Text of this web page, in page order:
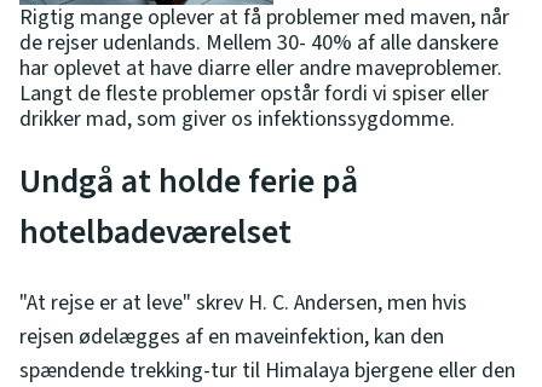
Rigtig mange oplever at få problemer med maven, når
de rejser udenlands. Mellem 30- 40% af alle danskere
har oplevet at have diarre eller andre maveproblemer.
Langt de fleste problemer opstår fordi vi spiser eller
drikker mad, som giver os infektionssygdomme.
Undgå at holde ferie på
hotelbadeværelset
"At rejse er at leve" skrev H. C. Andersen, men hvis
rejsen ødelægges af en maveinfektion, kan den
spændende trekking-tur til Himalaya bjergene eller den